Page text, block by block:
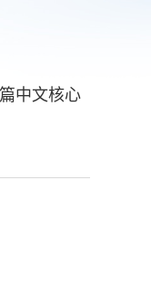
中文核心